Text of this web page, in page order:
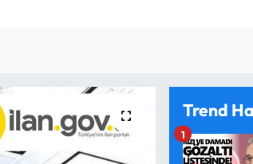
Trend
1